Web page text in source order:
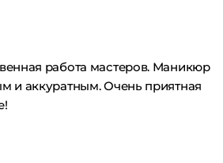
работа мастеров. Маникюр
и аккуратным. Очень приятная